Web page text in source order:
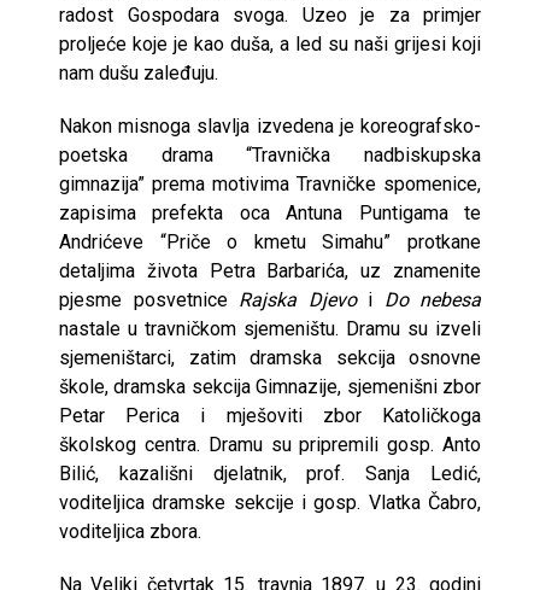
radost Gospodara svoga. Uzeo je za primjer
proljeće koje je kao duša, a led su naši grijesi koji
nam dušu zaleđuju.
Nakon misnoga slavlja izvedena je koreografsko-
poetska drama “Travnička nadbiskupska
gimnazija” prema motivima Travničke spomenice,
zapisima prefekta oca Antuna Puntigama te
Andrićeve “Priče o kmetu Simahu” protkane
detaljima života Petra Barbarića, uz znamenite
pjesme posvetnice Rajska Djevoi Do nebesa
nastale u travničkom sjemeništu. Dramu su izveli
sjemeništarci, zatim dramska sekcija osnovne
škole, dramska sekcija Gimnazije, sjemenišni zbor
Petar Perica i mješoviti zbor Katoličkoga
školskog centra. Dramu su pripremili gosp. Anto
Bilić, kazališni djelatnik, prof. Sanja Ledić,
voditeljica dramske sekcije i gosp. Vlatka Čabro,
voditeljica zbora.
Na Veliki četvrtak 15. travnja 1897. u 23. godini